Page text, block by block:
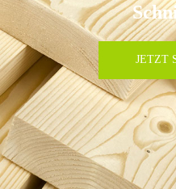
JETZT